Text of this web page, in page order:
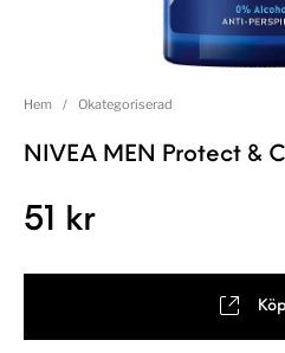
Hem / Okategoriserad
NIVEA MEN Protect &
51 kr